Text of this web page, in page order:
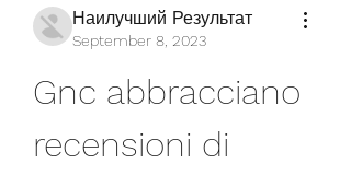
Наилучший Результат
September 8, 2023
Gnc abbracciano
recensioni di